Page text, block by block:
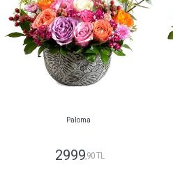
Paloma
2999 ,90 TL